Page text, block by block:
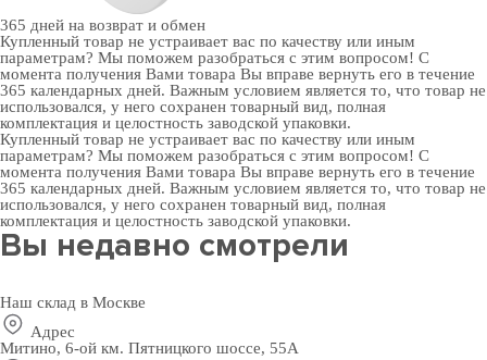
365 дней на возврат и обмен
Купленный товар не устраивает вас по качеству или иным
параметрам? Мы поможем разобраться с этим вопросом! С
момента получения Вами товара Вы вправе вернуть его в течение
365 календарных дней. Важным условием является то, что товар не
использовался, у него сохранен товарный вид, полная
комплектация и целостность заводской упаковки.
Купленный товар не устраивает вас по качеству или иным
параметрам? Мы поможем разобраться с этим вопросом! С
момента получения Вами товара Вы вправе вернуть его в течение
365 календарных дней. Важным условием является то, что товар не
использовался, у него сохранен товарный вид, полная
комплектация и целостность заводской упаковки.
Вы недавно смотрели
Наш склад в Москве
Адрес
Митино, 6-ой км. Пятницкого шоссе, 55А